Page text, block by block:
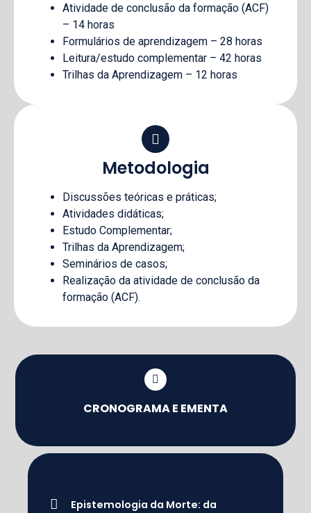
Atividade de conclusão da formação (ACF)
– 14 horas
Formulários de aprendizagem – 28 horas
Leitura/estudo complementar – 42 horas
Trilhas da Aprendizagem – 12 horas
Metodologia
Discussões teóricas e práticas;
Atividades didáticas;
Estudo Complementar;
Trilhas da Aprendizagem;
Seminários de casos;
Realização da atividade de conclusão da
formação (ACF).
CRONOGRAMA E EMENTA
Epistemologia da Morte: da